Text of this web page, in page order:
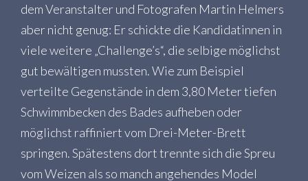
dem Veranstalter und Fotografen Martin Helmers
aber nicht genug: Er schickte die Kandidatinnen in
viele weitere „Challenge’s“, die selbige möglichst
gut bewältigen mussten. Wie zum Beispiel
verteilte Gegenstände in dem 3,80 Meter tiefen
Schwimmbecken des Bades aufheben oder
möglichst raffiniert vom Drei-Meter-Brett
springen. Spätestens dort trennte sich die Spreu
vom Weizen als so manch angehendes Model